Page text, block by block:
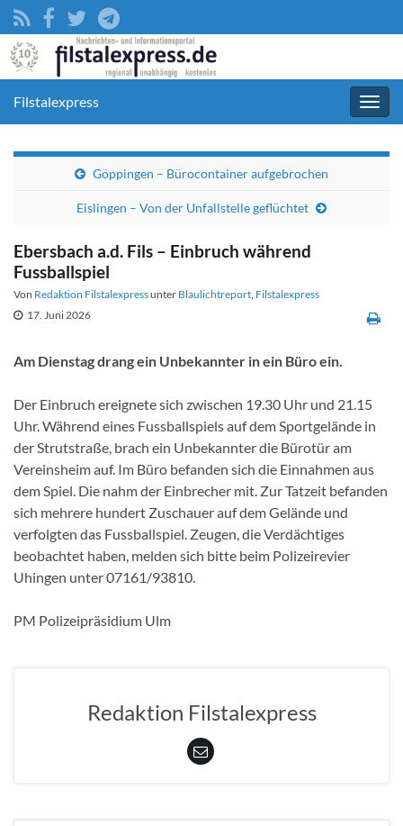
Filstalexpress
Göppingen – Bürocontainer aufgebrochen
Eislingen – Von der Unfallstelle geflüchtet
Ebersbach a.d. Fils – Einbruch während
Fussballspiel
Von Redaktion Filstalexpressunter Blaulichtreport, Filstalexpress
17. Juni 2026
Am Dienstag drang ein Unbekannter in ein Büro ein.
Der Einbruch ereignete sich zwischen 19.30 Uhr und 21.15
Uhr. Während eines Fussballspiels auf dem Sportgelände in
der Strutstraße, brach ein Unbekannter die Bürotür am
Vereinsheim auf. Im Büro befanden sich die Einnahmen aus
dem Spiel. Die nahm der Einbrecher mit. Zur Tatzeit befanden
sich mehrere hundert Zuschauer auf dem Gelände und
verfolgten das Fussballspiel. Zeugen, die Verdächtiges
beobachtet haben, melden sich bitte beim Polizeirevier
Uhingen unter 07161/93810.
PM Polizeipräsidium Ulm
Redaktion Filstalexpress